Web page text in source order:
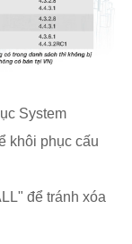
System
khôi phục cấu
để tránh xóa